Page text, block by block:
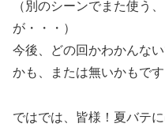
（別のシーンでまた使う
が・・・）
今後、どの回かわかんな
かも、または無いかもです
ではでは、皆様！夏バテ